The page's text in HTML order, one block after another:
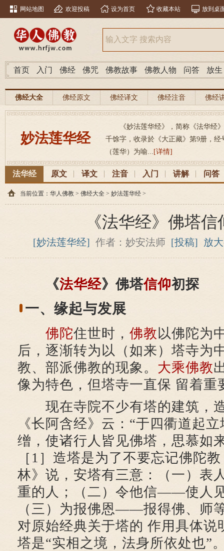
网站地图 欢迎投稿 设为首页 收藏本站 放到桌
首页 入门 佛经 佛咒 佛教故事 佛教人物 问答 放生
佛经大全 佛经原文 佛经译文 佛经注音 佛经
妙法莲华经
《妙法莲华经》，简称《法华经
千馀字，收录於《大正藏》第9册，经
（莲华）为喻... [详情]
法华经 原文 译文 注音 入门 讲解 问答
当前位置： 华人佛教 > 佛经大全 > 妙法莲华经 >
《法华经》佛塔
[妙法莲华经] 作者：妙安法师 [投稿] 放
《法华经》佛塔信仰初探
一、缘起与发展
佛陀住世时， 佛教以佛陀为
后，逐渐转为以（如来）塔寺为
教、部派佛教的现象。 大乘佛教
像为特色，但塔寺一直保 留着重
现在寺院不少有塔的建筑，
《长阿含经》云：“于四衢道起
缯，使诸行人皆见佛塔，思慕如
［1］造塔是为了不要忘记佛陀
林》说，安塔有三意：（一）表
重的人；（二）令他信——使人
（三）为报佛恩——报得佛、师
对原始经典关于塔的 作用具体说
塔是“实相之境，法身所依处也”